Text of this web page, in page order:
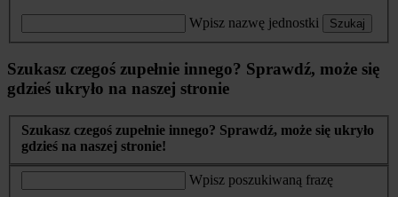
Wpisz nazwę jednostki Szukaj
Szukasz czegoś zupełnie innego? Sprawdź, może się
gdzieś ukryło na naszej stronie
Szukasz czegoś zupełnie innego? Sprawdź, może się ukryło
gdzieś na naszej stronie!
Wpisz poszukiwaną frazę